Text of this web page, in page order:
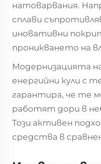
натоварвания.
сплави
иновативни
проникването на
Модернизацията
енергийни кули с
гарантира, че те
работят дори в
Този активен
средства в